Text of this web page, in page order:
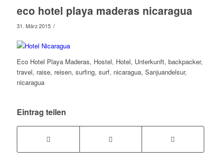
eco hotel playa maderas nicaragua
31. März 2015 /
Eco Hotel Playa Maderas, Hostel, Hotel, Unterkunft, backpacker,
travel, raise, reisen, surfing, surf, nicaragua, Sanjuandelsur,
nicaragua
Eintrag teilen